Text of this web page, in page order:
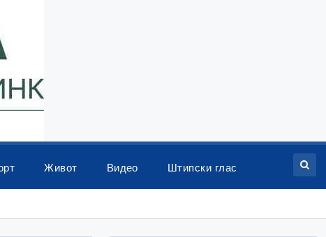
Живот Видео Штипски глас